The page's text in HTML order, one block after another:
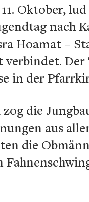
Oktober,
nach
Hoamat –
verbindet.
in der
die
aus
die